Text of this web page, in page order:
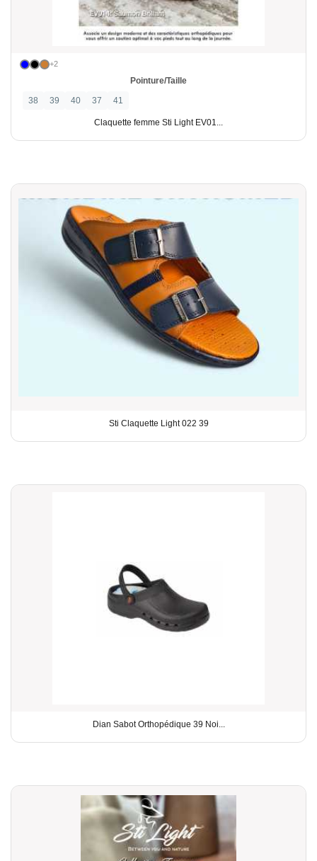
+2
Pointure/Taille
38
39 40 37 41
Claquette femme Sti Light EV01...
Sti Claquette Light 022 39
Dian Sabot Orthopédique 39 Noi...